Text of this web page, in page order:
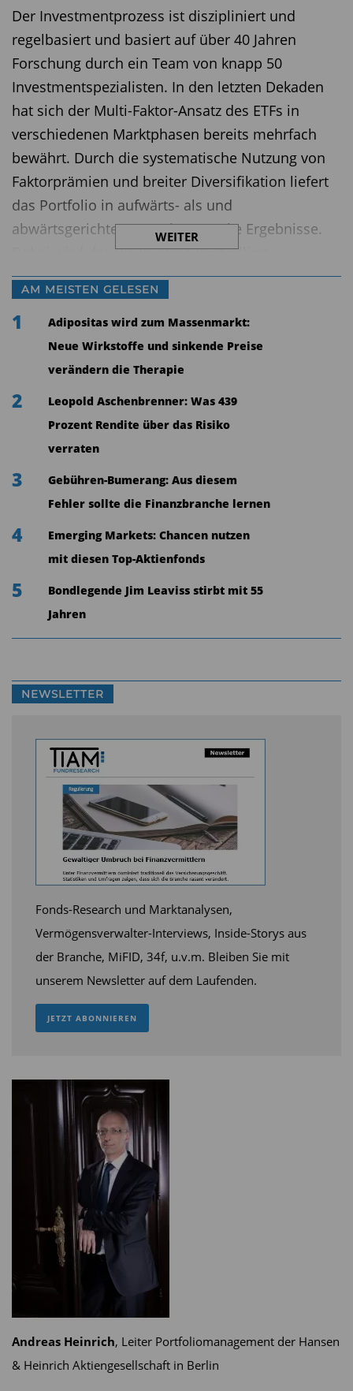
Der Investmentprozess ist diszipliniert und
regelbasiert und basiert auf über 40 Jahren
Forschung durch ein Team von knapp 50
Investmentspezialisten. In den letzten Dekaden
hat sich der Multi-Faktor-Ansatz des ETFs in
verschiedenen Marktphasen bereits mehrfach
bewährt. Durch die systematische Nutzung von
Faktorprämien und breiter Diversifikation liefert
das Portfolio in aufwärts- als und
abwärtsgerichteten Märkten starke Ergebnisse.
Dabei wird das Risiko strikt kontrolliert.
Der ETF kombiniert somit eine indexähnliche
Volatilität mit der Möglichkeit, den Index zu
vermieden werden, ohne die Renditeerwartungen
zu beeinträchtigen, und das CO -Profil explizit
verwaltet wird. Seit Auflage im Jahr 2019 konnte
der IQSA den MSCI World um ca. zwei Prozent
jährlich systematisch outperformen.
Investoren profitieren zudem von den typischen
Vorteilen eines ETFs. Dazu gehören hohe und
durchgängige Liquidität an verschiedenen
Börsen, tägliche Transparenz hinsichtlich der
Portfoliozusammensetzung und eine attraktive
Diesen Beitrag teilen:
WEITER
AM MEISTEN GELESEN
1
Adipositas wird zum Massenmarkt:
Neue Wirkstoffe und sinkende Preise
verändern die Therapie
2
Leopold Aschenbrenner: Was 439
Prozent Rendite über das Risiko
verraten
3
Gebühren-Bumerang: Aus diesem
Fehler sollte die Finanzbranche lernen
4
Emerging Markets: Chancen nutzen
mit diesen Top-Aktienfonds
5
Bondlegende Jim Leaviss stirbt mit 55
Jahren
NEWSLETTER
Fonds-Research und Marktanalysen,
Vermögensverwalter-Interviews, Inside-Storys aus
der Branche, MiFID, 34f, u.v.m. Bleiben Sie mit
unserem Newsletter auf dem Laufenden.
JETZT ABONNIEREN
Andreas Heinrich, Leiter Portfoliomanagement der Hansen
& Heinrich Aktiengesellschaft in Berlin